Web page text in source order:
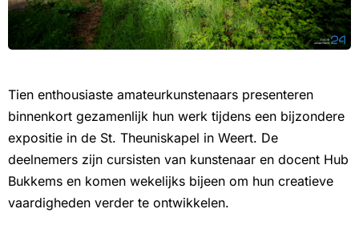
Tien enthousiaste amateurkunstenaars presenteren
binnenkort gezamenlijk hun werk tijdens een bijzondere
expositie in de St. Theuniskapel in Weert. De
deelnemers zijn cursisten van kunstenaar en docent Hub
Bukkems en komen wekelijks bijeen om hun creatieve
vaardigheden verder te ontwikkelen.